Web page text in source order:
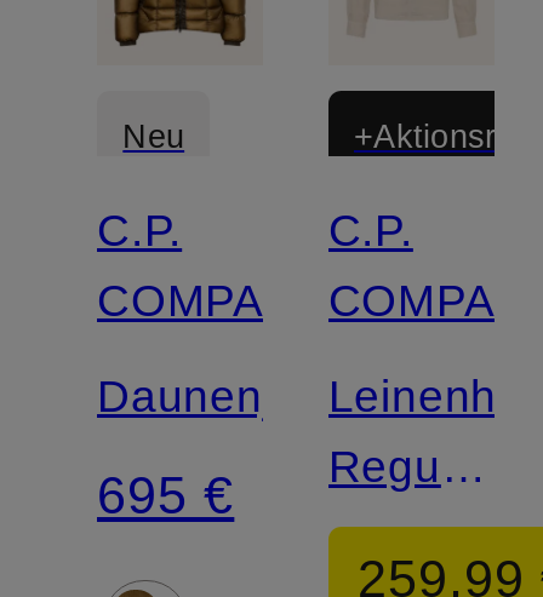
Neu
C.P.
COMPANY
Daunenjacke
695 €
C.P.
Regular
Fit
259,99